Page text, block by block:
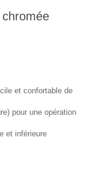
et confortable de
pour une opération
et inférieure